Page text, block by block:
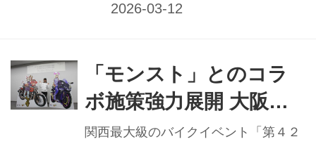
コツコツやっているショップさんな
「モンスト」とのコラ
ボ施策強力展開 大阪・
東京ＭＣショー2026開
関西最大級のバイクイベント「第４２